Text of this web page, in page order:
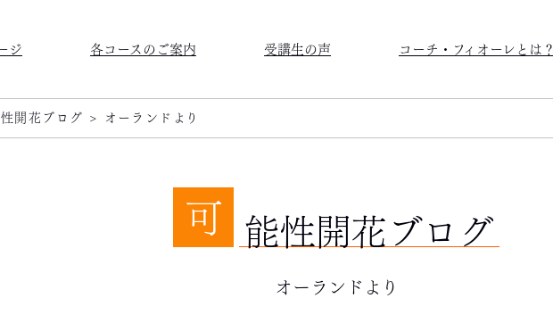
ジ 各コースのご案内 受講生の声 コーチ・フィオーレとは？
開花ブログ > オーランドより
可 能性開花ブログ
オーランドより